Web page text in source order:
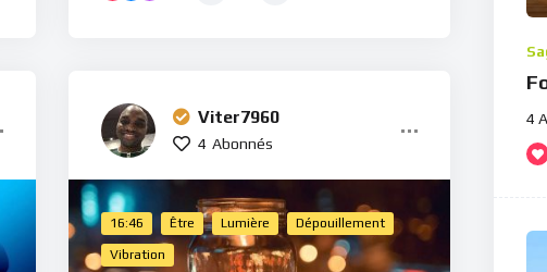
Viter7960
4 Abonnés
16:46 Être Lumière Dépouillement
Vibration
4